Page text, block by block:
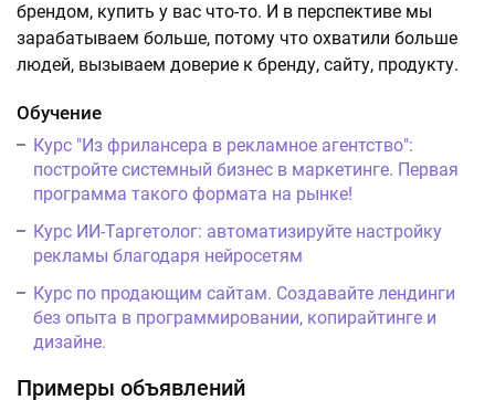
брендом, купить у вас что-то. И в перспективе мы
зарабатываем больше, потому что охватили больше
людей, вызываем доверие к бренду, сайту, продукту.
Обучение
Курс "Из фрилансера в рекламное агентство":
постройте системный бизнес в маркетинге. Первая
программа такого формата на рынке!
Курс ИИ-Таргетолог: автоматизируйте настройку
рекламы благодаря нейросетям
Курс по продающим сайтам. Создавайте лендинги
без опыта в программировании, копирайтинге и
дизайне.
Примеры объявлений